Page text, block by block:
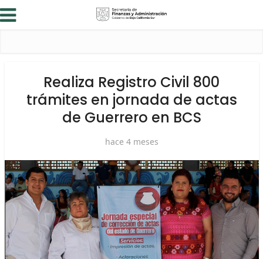
Realiza Registro Civil 800
trámites en jornada de actas
de Guerrero en BCS
hace 4 meses